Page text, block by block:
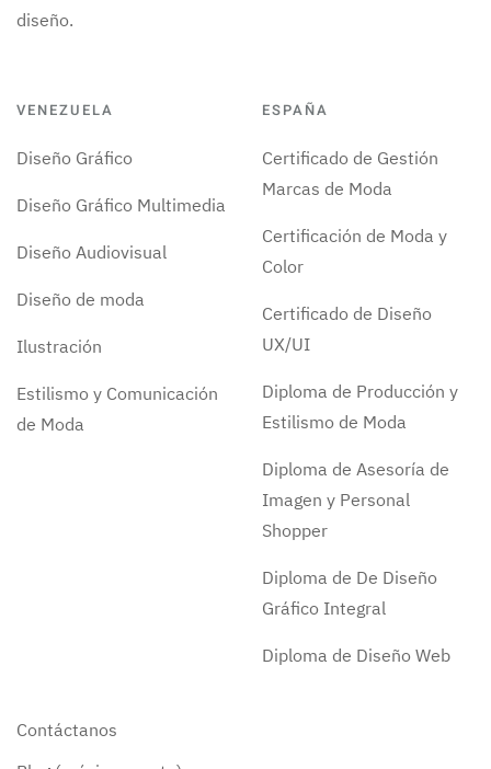
diseño.
VENEZUELA
Diseño Gráfico
Diseño Gráfico Multimedia
Diseño Audiovisual
Diseño de moda
Ilustración
Estilismo y Comunicación
de Moda
ESPAÑA
Certificado de Gestión
Marcas de Moda
Certificación de Moda y
Color
Certificado de Diseño
UX/UI
Diploma de Producción y
Estilismo de Moda
Diploma de Asesoría de
Imagen y Personal
Shopper
Diploma de De Diseño
Gráfico Integral
Diploma de Diseño Web
Contáctanos